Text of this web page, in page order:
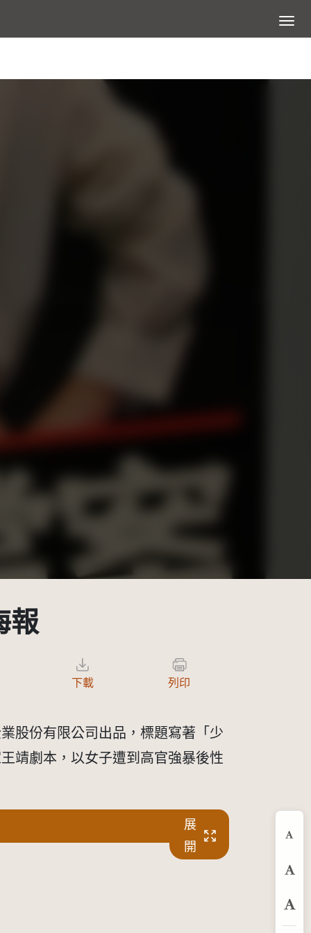
展開選
報
下載 列印
股份有限公司出品，標題寫著「少
靖劇本，以女子遭到高官強暴後性
展
開
放